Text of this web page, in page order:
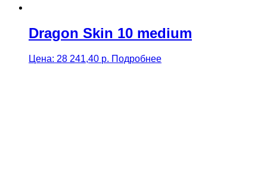
Dragon Skin 10 medium
Цена: 28 241,40 р. Подробнее